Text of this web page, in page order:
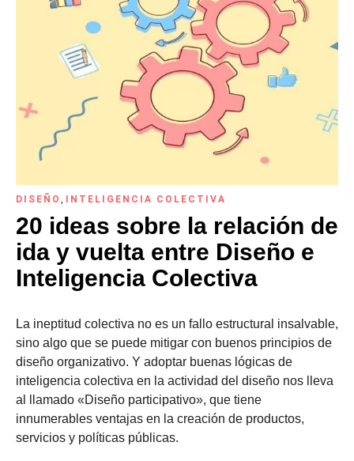
DISEÑO , INTELIGENCIA COLECTIVA
20 ideas sobre la relación de
ida y vuelta entre Diseño e
Inteligencia Colectiva
La ineptitud colectiva no es un fallo estructural insalvable,
sino algo que se puede mitigar con buenos principios de
diseño organizativo. Y adoptar buenas lógicas de
inteligencia colectiva en la actividad del diseño nos lleva
al llamado «Diseño participativo», que tiene
innumerables ventajas en la creación de productos,
servicios y políticas públicas.